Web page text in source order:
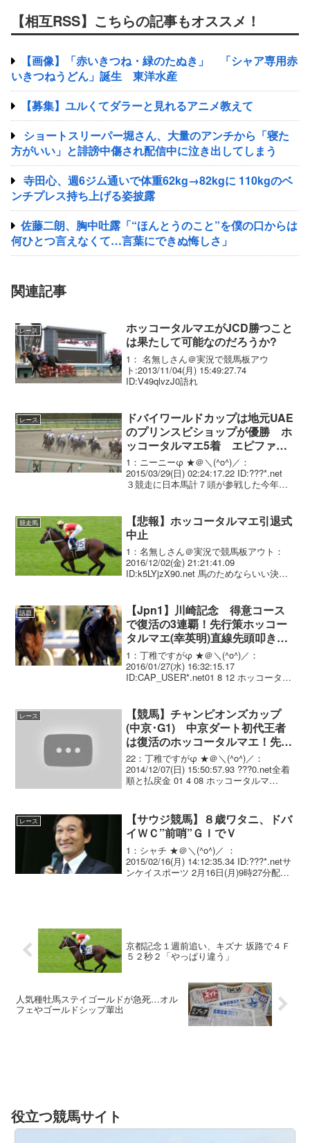
【相互RSS】こちらの記事もオススメ！
【画像】「赤いきつね・緑のたぬき」 「シャア専用赤
いきつねうどん」誕生 東洋水産
【募集】ユルくてダラーと見れるアニメ教えて
ショートスリーパー堀さん、大量のアンチから「寝た
方がいい」と誹謗中傷され配信中に泣き出してしまう
寺田心、週6ジム通いで体重62kg→82kgに 110kgのベ
ンチプレス持ち上げる姿披露
佐藤二朗、胸中吐露「“ほんとうのこと”を僕の口からは
何ひとつ言えなくて…言葉にできぬ悔しさ」
関連記事
レース
ホッコータルマエがJCD勝つこと
は果たして可能なのだろうか?
1： 名無しさん＠実況で競馬板アウ
ト:2013/11/04(月) 15:49:27.74
ID:V49qlvzJ0語れ
レース
ドバイワールドカップは地元UAE
のプリンスビショップが優勝 ホ
ッコータルマエ5着 エピファネ
イア惨敗
1：ニーニーφ ★＠＼(^o^)／：
2015/03/29(日) 02:24:17.22 ID:???*.net
３競走に日本馬計７頭が参戦した今年の
で世界最高賞金（１着...
競走馬
【悲報】ホッコータルマエ引退式
中止
1：名無しさん＠実況で競馬板アウト：
2016/12/02(金) 21:21:41.09
ID:k5LYjzX90.net 馬のためならいい決断
７、西浦）の引退式中止が決ま...
話題
【Jpn1】川崎記念 得意コース
で復活の3連覇！先行策ホッコー
タルマエ(幸英明)直線先頭叩き合
い制しダートG1･10勝目！
1：丁稚ですがφ ★＠＼(^o^)／：
2016/01/27(水) 16:32:15.17
ID:CAP_USER*.net01 8 12 ホッコータル
レース
【競馬】チャンピオンズカップ
(中京･G1) 中京ダート初代王者
は復活のホッコータルマエ！先行
策から直線抜け出し中央G1初制
覇！
22：丁稚ですがφ ★＠＼(^o^)／：
2014/12/07(日) 15:50:57.93 ???0.net全着
順と払戻金 01 4 08 ホッコータルマ
レース
【サウジ競馬】８歳ワタニ、ドバ
イＷＣ”前哨”ＧＩでＶ
1：シャチ ★＠＼(^o^)／ ：
2015/02/16(月) 14:12:35.34 ID:???*.netサ
ンケイスポーツ 2月16日(月)9時27分配信
京都記念１週前追い、キズナ 坂路で４Ｆ
５２秒２「やっぱり違う」
人気種牡馬ステイゴールドが急死…オル
フェやゴールドシップ輩出
役立つ競馬サイト